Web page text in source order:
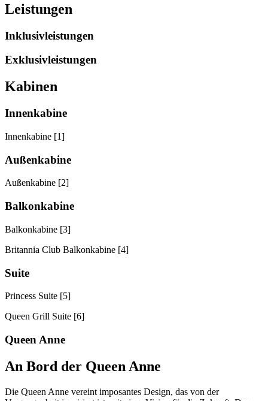
Leistungen
Inklusivleistungen
Exklusivleistungen
Kabinen
Innenkabine
Innenkabine [1]
Außenkabine
Außenkabine [2]
Balkonkabine
Balkonkabine [3]
Britannia Club Balkonkabine [4]
Suite
Princess Suite [5]
Queen Grill Suite [6]
Queen Anne
An Bord der Queen Anne
Die Queen Anne vereint imposantes Design, das von der